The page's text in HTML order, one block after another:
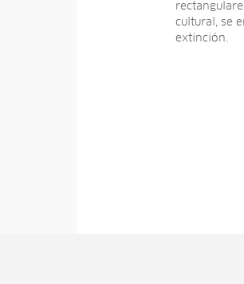
cultural, se
extinción.